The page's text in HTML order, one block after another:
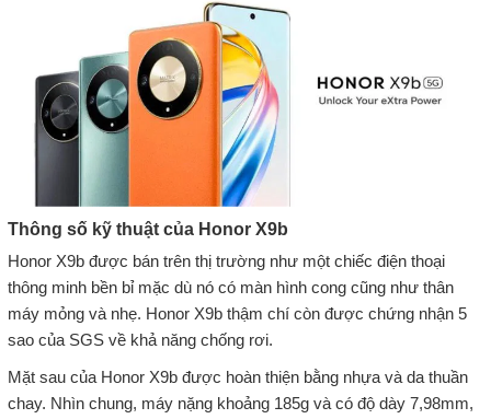
Thông số kỹ thuật của Honor X9b
Honor X9b được bán trên thị trường như một chiếc điện thoại
thông minh bền bỉ mặc dù nó có màn hình cong cũng như thân
máy mỏng và nhẹ. Honor X9b thậm chí còn được chứng nhận 5
sao của SGS về khả năng chống rơi.
Mặt sau của Honor X9b được hoàn thiện bằng nhựa và da thuần
chay. Nhìn chung, máy nặng khoảng 185g và có độ dày 7,98mm,